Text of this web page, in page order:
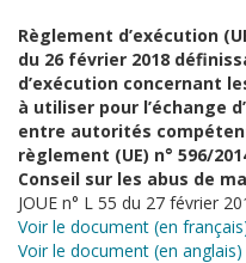
Règlement d’exécution
du 26 février 2018
d’exécution concernant
à utiliser pour l’échange
entre autorités
règlement (UE) n° 596/
Conseil sur les abus de
JOUE n° L 55 du 27 février
Voir le document (en
Voir le document (en anglais)